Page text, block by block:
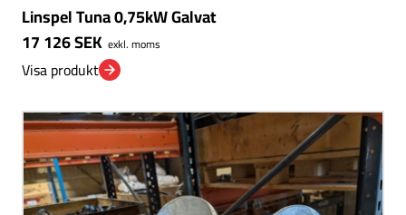
Linspel Tuna 0,75kW Galvat
17 126SEK exkl. moms
Visa produkt